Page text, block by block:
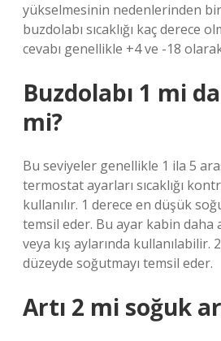
yükselmesinin nedenlerinden
buzdolabı sıcaklığı kaç derece
cevabı genellikle +4 ve -18
Buzdolabı 1 mi
mi?
Bu seviyeler genellikle 1 ila 5
termostat ayarları sıcaklığı
kullanılır. 1 derece en düşük
temsil eder. Bu ayar kabin daha
veya kış aylarında kullanılabilir.
düzeyde soğutmayı temsil eder.
Artı 2 mi soğuk